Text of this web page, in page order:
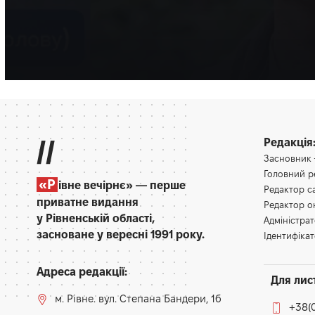
//
«Р івне вечірнє» — перше
приватне видання
у Рівненській області,
засноване у вересні 1991 року.
Адреса редакції:
м. Рівне. вул. Степана Бандери, 1б
Редакція:
Головний
Редактор
Редактор
Для